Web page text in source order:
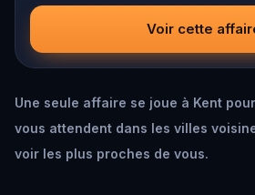
Voir cette
Une seule affaire se joue à Kent
vous attendent dans les villes
voir les plus proches de vous.